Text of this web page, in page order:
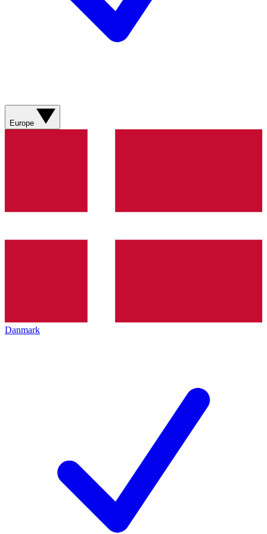
Europe
Danmark